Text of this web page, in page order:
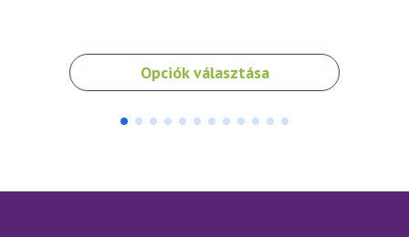
Opciók választása
Ennek
a
A